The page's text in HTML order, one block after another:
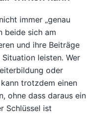
immer „genau
beide sich am
und ihre Beiträge
leisten. Wer
oder
trotzdem einen
ohne dass daraus ein
Schlüssel ist